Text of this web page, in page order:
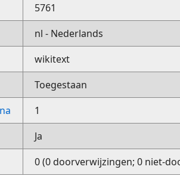
5761
nl - Nederlands
wikitext
Toegestaan
1
Ja
0 (0 doorverwijzingen; 0 niet-